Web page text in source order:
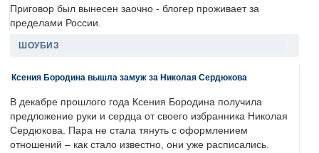
Приговор был вынесен заочно - блогер проживает за
пределами России.
ШОУБИЗ
Ксения Бородина вышла замуж за Николая Сердюкова
В декабре прошлого года Ксения Бородина получила
предложение руки и сердца от своего избранника Николая
Сердюкова. Пара не стала тянуть с оформлением
отношений – как стало известно, они уже расписались.